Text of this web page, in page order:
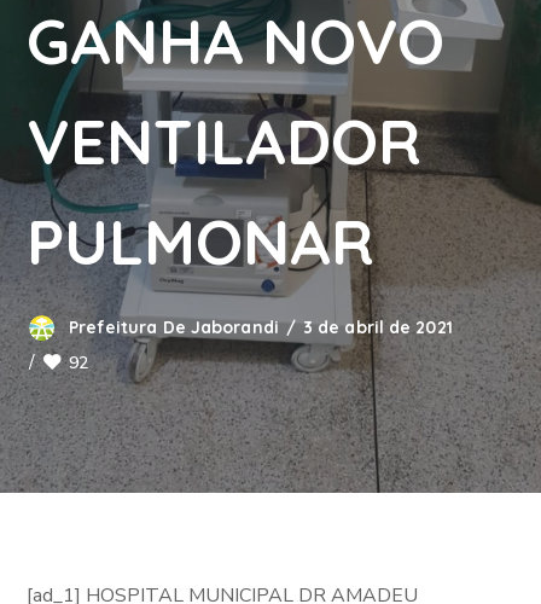
GANHA NOVO
VENTILADOR
PULMONAR
Prefeitura De Jaborandi 3 de abril de 2021
92
[ad_1] HOSPITAL MUNICIPAL DR AMADEU